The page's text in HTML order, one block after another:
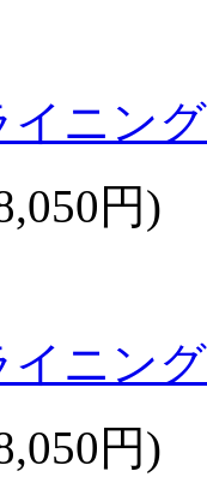
ニン
円)
ニン
円)